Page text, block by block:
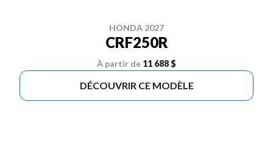
HONDA 2027
CRF250R
À partir de 11 688 $
DÉCOUVRIR CE MODÈLE